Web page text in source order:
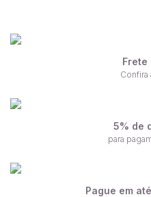
Frete
Confira
5% de
para
Pague em